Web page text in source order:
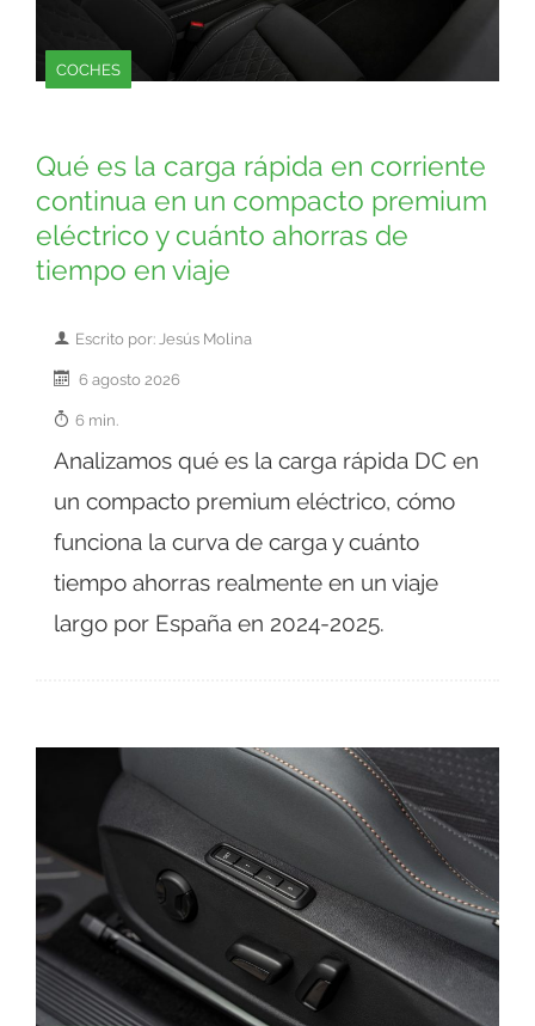
COCHES
Qué es la carga rápida en corriente
continua en un compacto premium
eléctrico y cuánto ahorras de
tiempo en viaje
Escrito por: Jesús Molina
6 agosto 2026
6 min.
Analizamos qué es la carga rápida DC en
un compacto premium eléctrico, cómo
funciona la curva de carga y cuánto
tiempo ahorras realmente en un viaje
largo por España en 2024-2025.